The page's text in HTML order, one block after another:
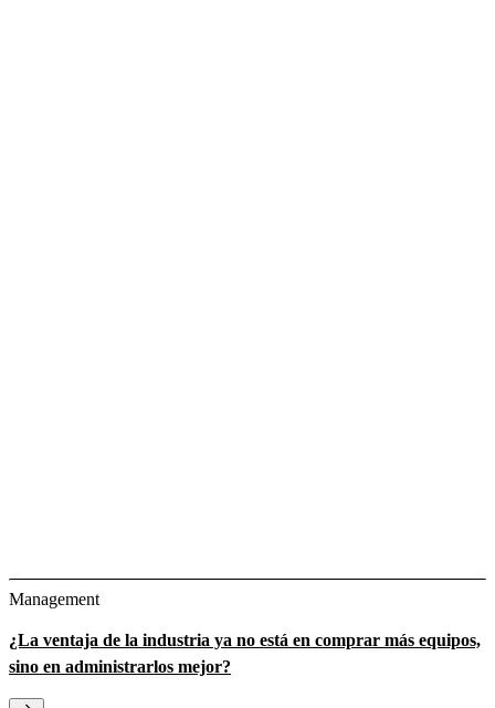
Management
¿La ventaja de la industria ya no está en comprar más equipos,
sino en administrarlos mejor?